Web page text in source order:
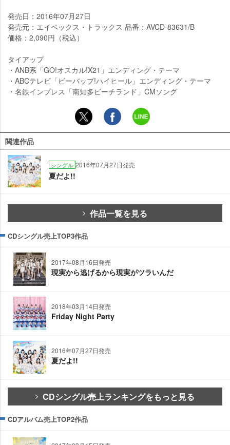
発売日：2016年07月27日
発売元：エイベックス・トラックス 品番：AVCD-83631/B
価格：2,090円（税込）
タイアップ
・ANB系「GO!オスカル!X21」エンディング・テーマ
・ABCテレビ「ビーバップ!ハイヒール」エンディング・テーマ
・名鉄インプレス「南知多ビーチランド」CMソング
関連作品
シングル 2016年07月27日発売
夏だよ!!
作品一覧を見る
CDシングル売上TOP3作品
2017年08月16日発売
現実から逃げるから現実がツラいんだ
2018年03月14日発売
Friday Night Party
2016年07月27日発売
夏だよ!!
CDシングル売上ランキングをもっと見る
CDアルバム売上TOP2作品